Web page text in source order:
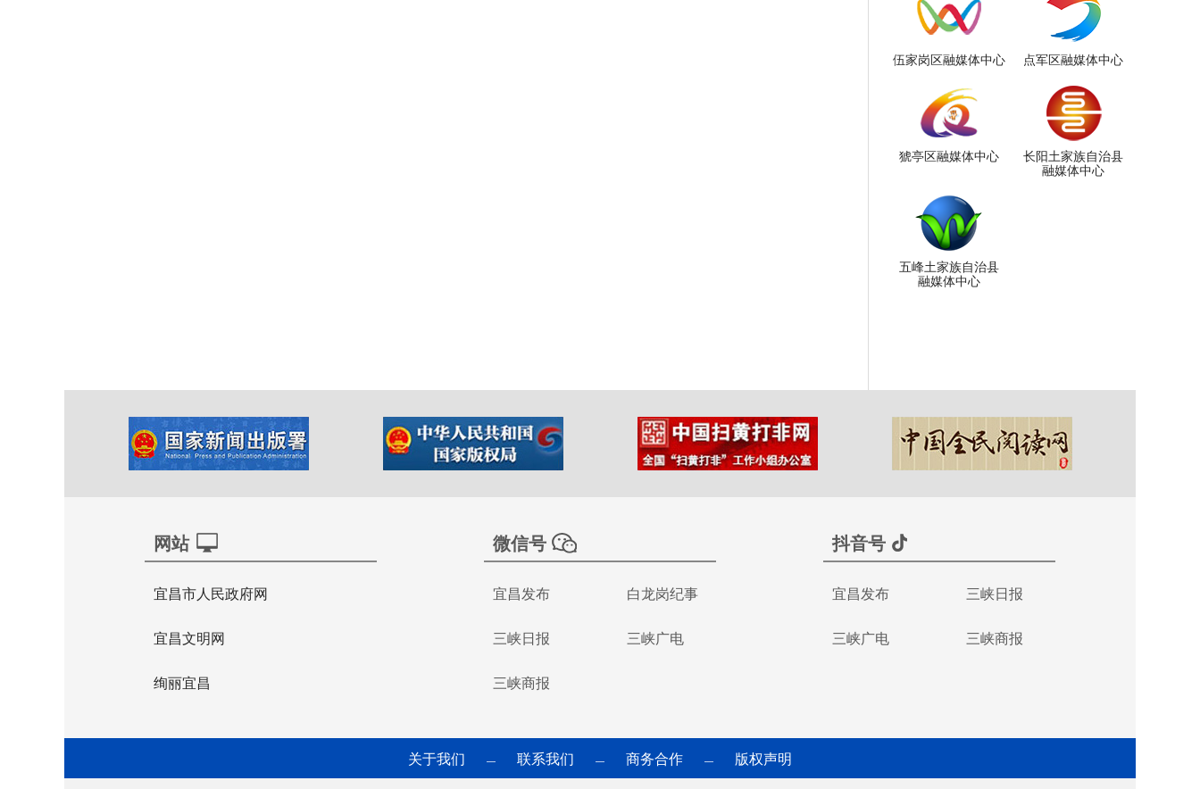
伍家岗区融媒体中心 点军区融媒体中心
猇亭区融媒体中心
长阳土家族自治县
融媒体中心
五峰土家族自治县
融媒体中心
网站
宜昌市人民政府网
宜昌文明网
绚丽宜昌
微信号
宜昌发布 白龙岗纪事
三峡日报 三峡广电
三峡商报
抖音号
宜昌发布 三峡日报
三峡广电 三峡商报
关于我们 — 联系我们 — 商务合作 — 版权声明